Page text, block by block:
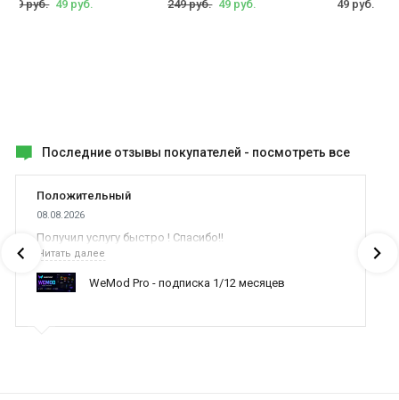
руб. 49 руб. 249 руб. 49 руб. 49 руб.
Последние отзывы покупателей - посмотреть все
Положительный
08.08.2026
Получил услугу быстро ! Спасибо!!
Читать далее
WeMod Pro - подписка 1/12 месяцев